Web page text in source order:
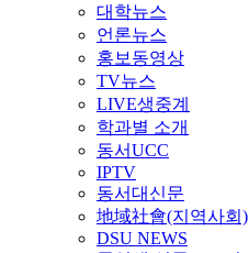
대학뉴스
언론뉴스
홍보동영상
TV뉴스
LIVE생중계
학과별 소개
동서UCC
IPTV
동서대신문
地域社會(지역사회)
DSU NEWS